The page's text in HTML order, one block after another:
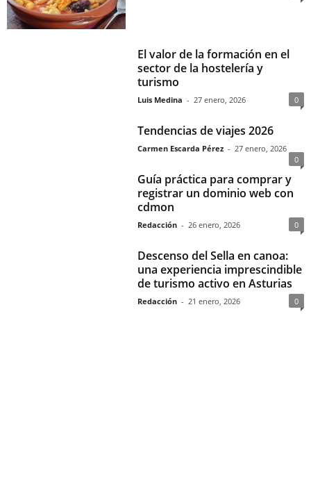
El valor de la formación en el
sector de la hostelería y
turismo
Luis Medina - 27 enero, 2026 0
Tendencias de viajes 2026
Carmen Escarda Pérez - 27 enero, 2026
0
Guía práctica para comprar y
registrar un dominio web con
cdmon
Redacción - 26 enero, 2026 0
Descenso del Sella en canoa:
una experiencia imprescindible
de turismo activo en Asturias
Redacción - 21 enero, 2026 0